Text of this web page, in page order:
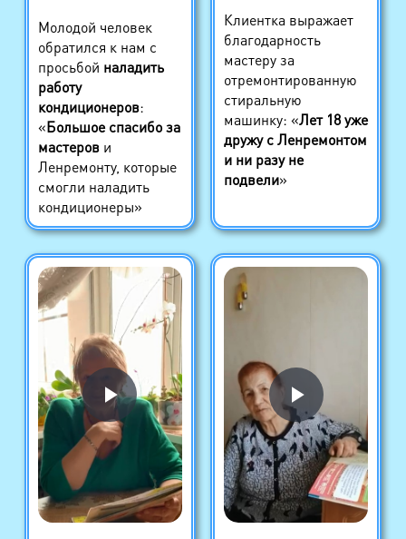
Молодой человек
обратился к нам с
просьбой наладить
работу
кондиционеров:
«Большое спасибо за
мастерови
Ленремонту, которые
смогли наладить
кондиционеры»
Клиентка выражает
благодарность
мастеру за
отремонтированную
стиральную
машинку: «Лет 18 уже
дружу с Ленремонтом
и ни разу не
подвели»